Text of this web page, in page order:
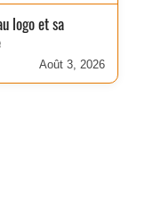
logo et sa
Août 3, 2026